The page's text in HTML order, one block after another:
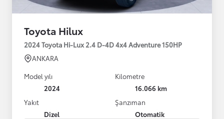
Toyota Hilux
2024 Toyota Hi-Lux 2.4 D-4D 4x4 Adventure 150HP
ANKARA
Model yılı
2024
Kilometre
16.066 km
Yakıt
Dizel
Şanzıman
Otomatik